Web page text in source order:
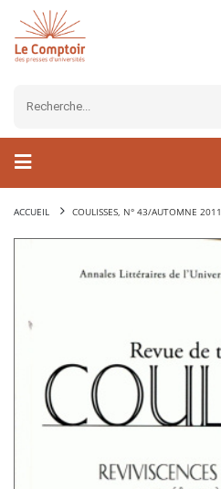
ACCUEIL COULISSES, N° 43/AUTOMNE 2011